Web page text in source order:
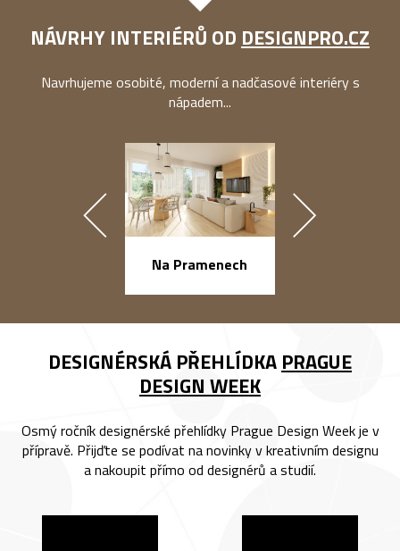
NÁVRHY INTERIÉRŮ OD DESIGNPRO.CZ
Navrhujeme osobité, moderní a nadčasové interiéry s
nápadem...
Na Pramenech
DESIGNÉRSKÁ PŘEHLÍDKA PRAGUE
DESIGN WEEK
Osmý ročník designérské přehlídky Prague Design Week je v
přípravě. Přijďte se podívat na novinky v kreativním designu
a nakoupit přímo od designérů a studií.